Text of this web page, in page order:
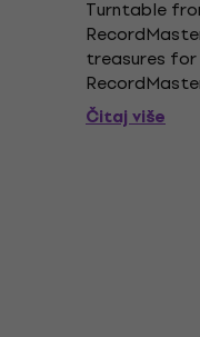
Turntable
treasures for
digital signals
Čitaj više